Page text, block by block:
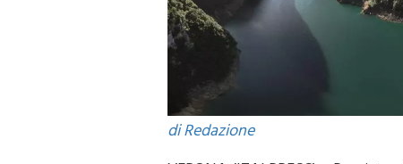
di Redazione